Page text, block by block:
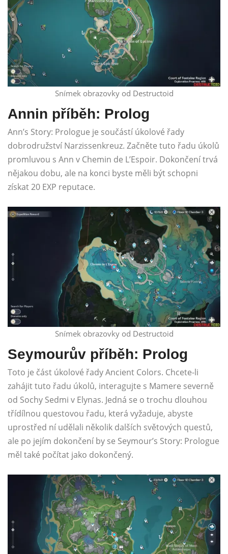
Snímek obrazovky od Destructoid
Annin příběh: Prolog
Ann’s Story: Prologue je součástí úkolové řady
dobrodružství Narzissenkreuz. Začněte tuto řadu úkolů
promluvou s Ann v Chemin de L’Espoir. Dokončení trvá
nějakou dobu, ale na konci byste měli být schopni
získat 20 EXP reputace.
Snímek obrazovky od Destructoid
Seymourův příběh: Prolog
Toto je část úkolové řady Ancient Colors. Chcete-li
zahájit tuto řadu úkolů, interagujte s Mamere severně
od Sochy Sedmi v Elynas. Jedná se o trochu dlouhou
třídílnou questovou řadu, která vyžaduje, abyste
uprostřed ní udělali několik dalších světových questů,
ale po jejím dokončení by se Seymour’s Story: Prologue
měl také počítat jako dokončený.